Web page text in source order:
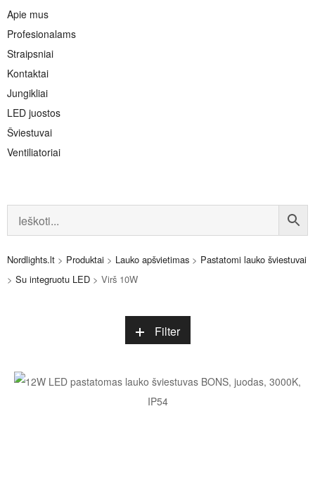
Apie mus
Profesionalams
Straipsniai
Kontaktai
Jungikliai
LED juostos
Šviestuvai
Ventiliatoriai
Nordlights.lt > Produktai > Lauko apšvietimas > Pastatomi lauko šviestuvai
> Su integruotu LED > Virš 10W
Filter